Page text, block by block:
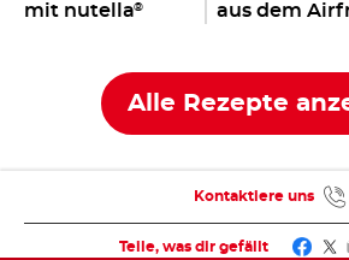
mit nutella®
aus dem
Alle Rezepte
Teile, was dir gefällt
Kontaktiere uns